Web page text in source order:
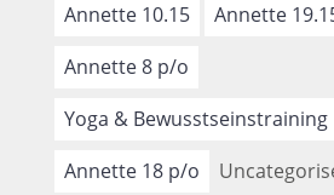
Annette 10.15
Annette
Annette 8 p/o
Yoga & Bewusstseinstraining
Annette 18 p/o